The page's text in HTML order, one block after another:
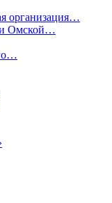
организация…
и Омской…